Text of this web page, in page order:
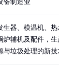
备制造业
生器、模温机、
炉辅机及配件，
与垃圾处理的新